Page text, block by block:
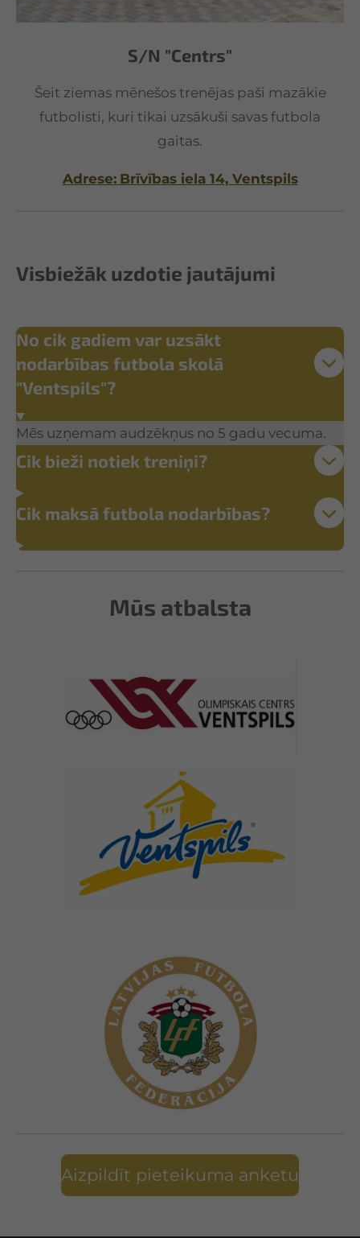
S/N "Centrs"
Šeit ziemas mēnešos trenējas paši mazākie
futbolisti, kuri tikai uzsākuši savas futbola
gaitas.
Adrese: Brīvības iela 14, Ventspils
Visbiežāk uzdotie jautājumi
No cik gadiem var uzsākt
nodarbības futbola skolā
"Ventspils"?
Mēs uzņemam audzēkņus no 5 gadu vecuma.
Cik bieži notiek treniņi?
Cik maksā futbola nodarbības?
Mūs atbalsta
Aizpildīt pieteikuma anketu